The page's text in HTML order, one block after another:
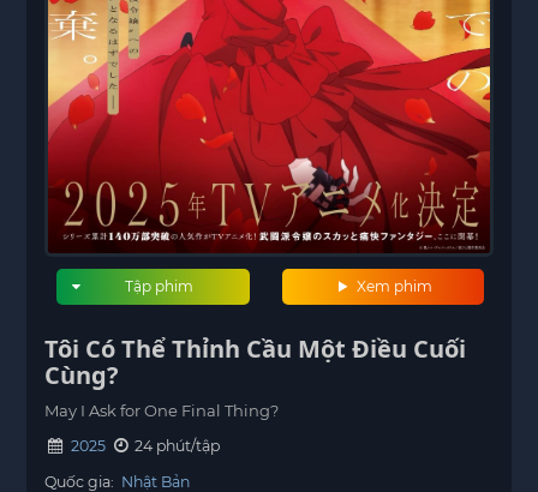
Xem phim
Tập phim
Tôi Có Thể Thỉnh Cầu Một Điều Cuối
Cùng?
May I Ask for One Final Thing?
2025
24 phút/tập
Quốc gia: Nhật Bản